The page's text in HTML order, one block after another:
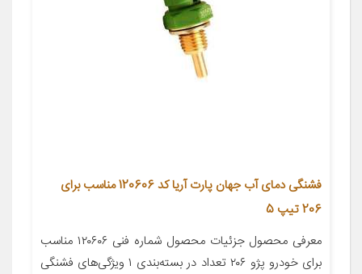
فشنگی دمای آب جهان پارت آریا کد 120606 مناسب برای
206 تیپ 5
معرفی محصول جزئیات محصول شماره فنی ۱۲۰۶۰۶ مناسب
برای خودرو پژو ۲۰۶ تعداد در بسته‌بندی ۱ ویژگی‌های فشنگی